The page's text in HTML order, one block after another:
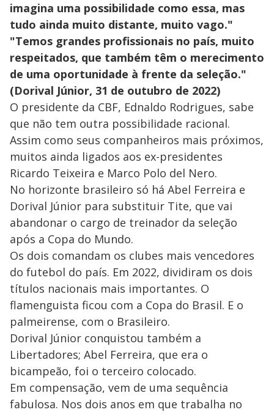
imagina uma possibilidade como essa, mas
tudo ainda muito distante, muito vago."
"Temos grandes profissionais no país, muito
respeitados, que também têm o merecimento
de uma oportunidade à frente da seleção."
(Dorival Júnior, 31 de outubro de 2022)
O presidente da CBF, Ednaldo Rodrigues, sabe
que não tem outra possibilidade racional.
Assim como seus companheiros mais próximos,
muitos ainda ligados aos ex-presidentes
Ricardo Teixeira e Marco Polo del Nero.
No horizonte brasileiro só há Abel Ferreira e
Dorival Júnior para substituir Tite, que vai
abandonar o cargo de treinador da seleção
após a Copa do Mundo.
Os dois comandam os clubes mais vencedores
do futebol do país. Em 2022, dividiram os dois
títulos nacionais mais importantes. O
flamenguista ficou com a Copa do Brasil. E o
palmeirense, com o Brasileiro.
Dorival Júnior conquistou também a
Libertadores; Abel Ferreira, que era o
bicampeão, foi o terceiro colocado.
Em compensação, vem de uma sequência
fabulosa. Nos dois anos em que trabalha no